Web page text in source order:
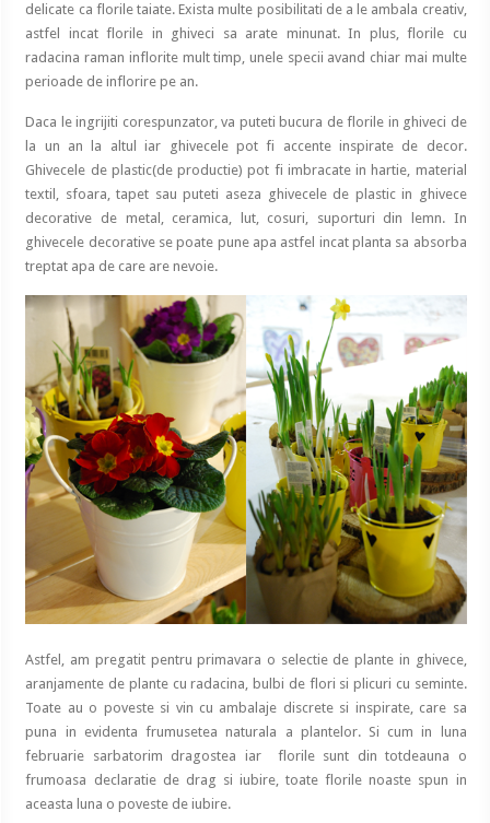
delicate ca florile taiate. Exista multe posibilitati de a le ambala creativ,
astfel incat florile in ghiveci sa arate minunat. In plus, florile cu
radacina raman inflorite mult timp, unele specii avand chiar mai multe
perioade de inflorire pe an.
Daca le ingrijiti corespunzator, va puteti bucura de florile in ghiveci de
la un an la altul iar ghivecele pot fi accente inspirate de decor.
Ghivecele de plastic(de productie) pot fi imbracate in hartie, material
textil, sfoara, tapet sau puteti aseza ghivecele de plastic in ghivece
decorative de metal, ceramica, lut, cosuri, suporturi din lemn. In
ghivecele decorative se poate pune apa astfel incat planta sa absorba
treptat apa de care are nevoie.
Astfel, am pregatit pentru primavara o selectie de plante in ghivece,
aranjamente de plante cu radacina, bulbi de flori si plicuri cu seminte.
Toate au o poveste si vin cu ambalaje discrete si inspirate, care sa
puna in evidenta frumusetea naturala a plantelor. Si cum in luna
februarie sarbatorim dragostea iar florile sunt din totdeauna o
frumoasa declaratie de drag si iubire, toate florile noaste spun in
aceasta luna o poveste de iubire.